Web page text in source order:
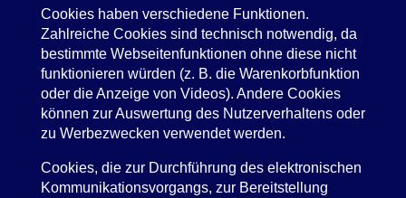
Cookies haben verschiedene Funktionen.
Zahlreiche Cookies sind technisch notwendig, da
bestimmte Webseitenfunktionen ohne diese nicht
funktionieren würden (z. B. die Warenkorbfunktion
oder die Anzeige von Videos). Andere Cookies
können zur Auswertung des Nutzerverhaltens oder
zu Werbezwecken verwendet werden.
Cookies, die zur Durchführung des elektronischen
Kommunikationsvorgangs, zur Bereitstellung